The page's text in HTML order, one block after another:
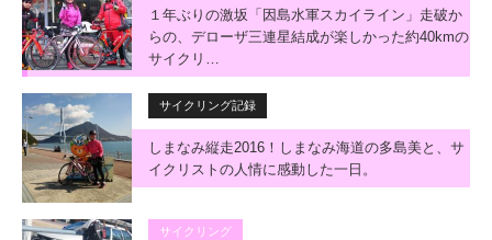
１年ぶりの激坂「因島水軍スカイライン」走破か
らの、デローザ三連星結成が楽しかった約40kmの
サイクリ…
サイクリング記録
しまなみ縦走2016！しまなみ海道の多島美と、サ
イクリストの人情に感動した一日。
サイクリング